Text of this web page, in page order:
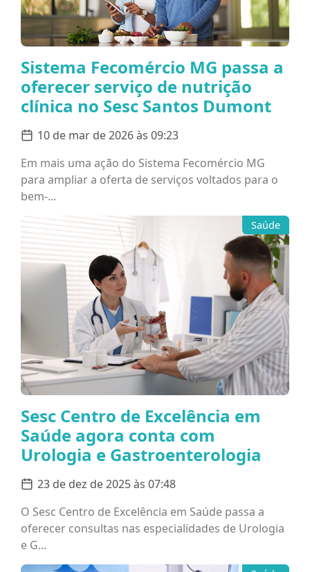
Sistema Fecomércio MG passa a
oferecer serviço de nutrição
clínica no Sesc Santos Dumont
10 de mar de 2026 às 09:23
Em mais uma ação do Sistema Fecomércio MG
para ampliar a oferta de serviços voltados para o
bem-...
Saúde
Sesc Centro de Excelência em
Saúde agora conta com
Urologia e Gastroenterologia
23 de dez de 2025 às 07:48
O Sesc Centro de Excelência em Saúde passa a
oferecer consultas nas especialidades de Urologia
e G...